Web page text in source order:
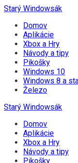
Starý Windowsák
Domov
Aplikácie
Xbox a Hry
Návody a tipy
Pikošky
Windows 10
Windows 8 a
Železo
Starý Windowsák
Domov
Aplikácie
Xbox a Hry
Návody a tipy
Pikošky